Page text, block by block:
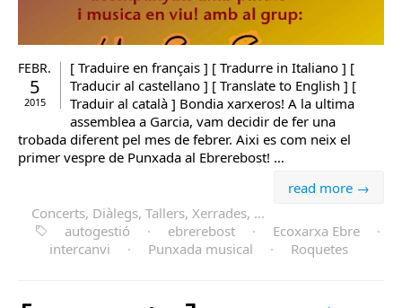
FEBR.
5
2015
[ Traduire en français ] [ Tradurre in Italiano ] [
Traducir al castellano ] [ Translate to English ] [
Traduir al català ] Bondia xarxeros! A la ultima
assemblea a Garcia, vam decidir de fer una
trobada diferent pel mes de febrer. Aixi es com neix el
primer vespre de Punxada al Ebrerebost! ...
read more →
Concerts, Diàlegs, Tallers, Xerrades, ...
autogestió
· ebrerebost · Ecoxarxa Ebre
·
intercanvi
· Punxada musical · Roquetes